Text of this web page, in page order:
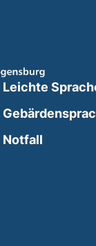
window)
Leichte
Notfall